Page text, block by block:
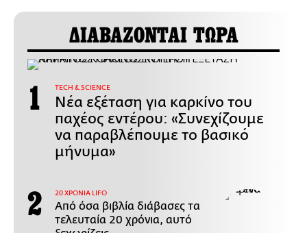
ΔΙΑΒΑΖΟΝΤΑΙ ΤΩΡΑ
ΤECH & SCIENCE
Νέα εξέταση για καρκίνο του
παχέος εντέρου: «Συνεχίζουμε
να παραβλέπουμε το βασικό
μήνυμα»
20 ΧΡΟΝΙΑ LIFO
Από όσα βιβλία διάβασες τα
τελευταία 20 χρόνια, αυτό